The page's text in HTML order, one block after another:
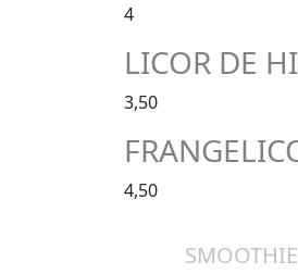
4
LICOR DE
3,50
4,50